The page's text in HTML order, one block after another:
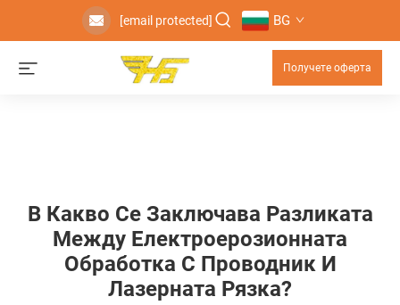
[email protected] BG
Получете оферта
В Какво Се Заключава Разликата
Между Електроерозионната
Обработка С Проводник И
Лазерната Рязка?